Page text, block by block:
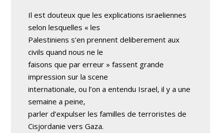
Il est douteux que les explications israeliennes
selon lesquelles « les
Palestiniens s’en prennent deliberement aux
civils quand nous ne le
faisons que par erreur » fassent grande
impression sur la scene
internationale, ou l’on a entendu Israel, il y a une
semaine a peine,
parler d’expulser les familles de terroristes de
Cisjordanie vers Gaza.